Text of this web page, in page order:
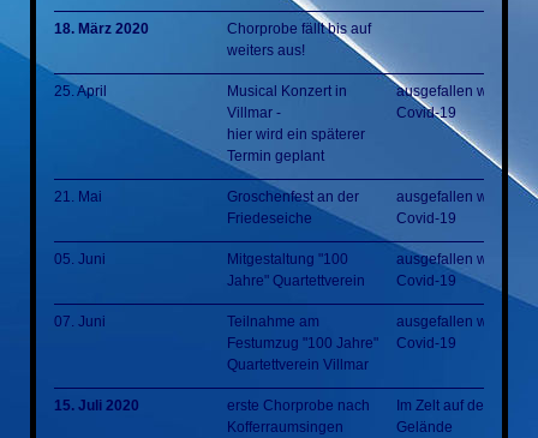
18. März 2020
Chorprobe fällt bis auf
weiters aus!
25. April
Musical Konzert in
Villmar -
hier wird ein späterer
Termin geplant
ausgefallen wegen
Covid-19
21. Mai
Groschenfest an der
Friedeseiche
ausgefallen wegen
Covid-19
05. Juni
Mitgestaltung "100
Jahre" Quartettverein
ausgefallen wegen
Covid-19
07. Juni
Teilnahme am
Festumzug "100 Jahre"
Quartettverein Villmar
ausgefallen wegen
Covid-19
15. Juli 2020
erste Chorprobe nach
Kofferraumsingen
Im Zelt auf dem
Gelände